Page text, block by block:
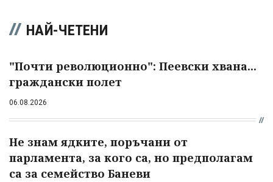
НАЙ-ЧЕТЕНИ
"Почти революционно": Пеевски хвана...
граждански полет
06.08.2026
Не знам ядките, поръчани от
парламента, за кого са, но предполагам
са за семейство Баневи